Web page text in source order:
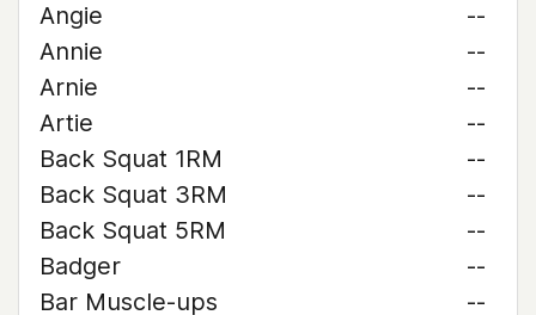
Angie
--
Annie
--
Arnie
--
Artie
--
Back Squat 1RM
--
Back Squat 3RM
--
Back Squat 5RM
--
Badger
--
Bar Muscle-ups
--